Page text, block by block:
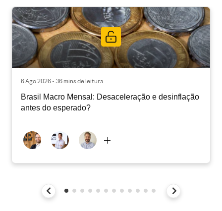
6 Ago 2026 • 36 mins de leitura
Brasil Macro Mensal: Desaceleração e desinflação
antes do esperado?